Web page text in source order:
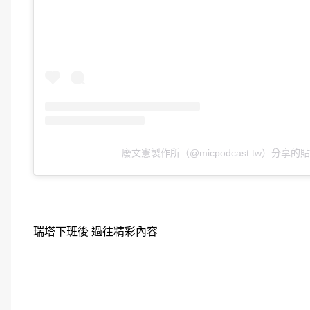
廢文憲製作所（@micpodcast.tw）分享的
瑞塔下班後 過往精彩內容